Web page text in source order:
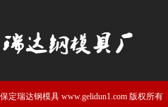
保定瑞达钢模具 www.gelidun1.com 版权所有